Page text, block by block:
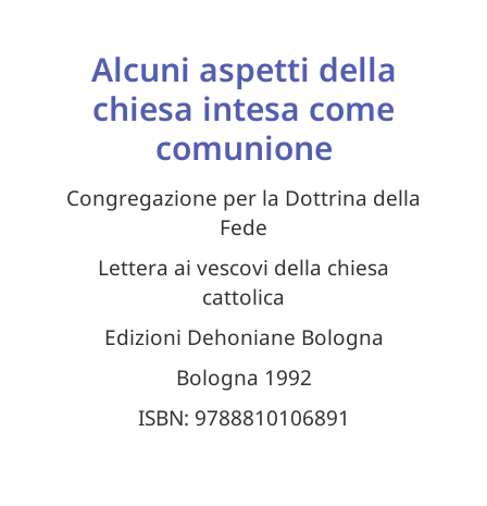
Alcuni aspetti della
chiesa intesa come
comunione
Congregazione per la Dottrina della
Fede
Lettera ai vescovi della chiesa
cattolica
Edizioni Dehoniane Bologna
Bologna 1992
ISBN: 9788810106891